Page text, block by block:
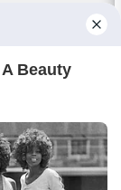
најновите